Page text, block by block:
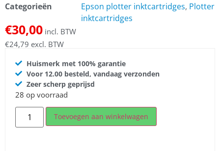
Categorieën
Epson plotter inktcartridges, Plotter
inktcartridges
€30,00 incl. BTW
€24,79 excl. BTW
Huismerk met 100% garantie
Voor 12.00 besteld, vandaag verzonden
Zeer scherp geprijsd
28 op voorraad
Toevoegen aan winkelwagen